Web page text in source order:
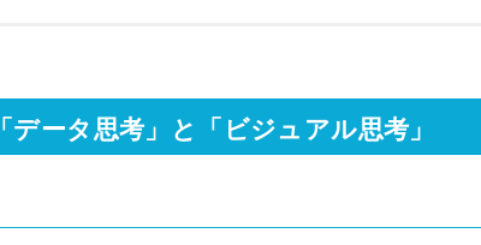
「データ思考」と「ビジュアル思考」